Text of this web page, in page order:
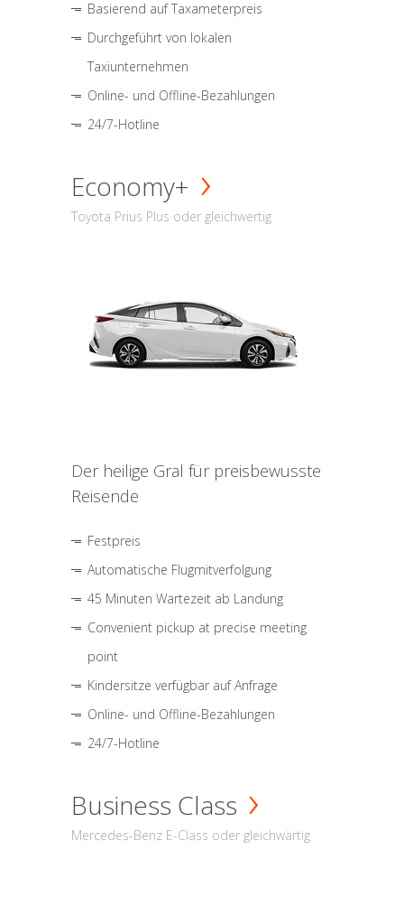
Basierend auf Taxameterpreis
Durchgeführt von lokalen
Taxiunternehmen
Online- und Offline-Bezahlungen
24/7-Hotline
Economy+
Toyota Prius Plus oder gleichwertig
Der heilige Gral für preisbewusste
Reisende
Festpreis
Automatische Flugmitverfolgung
45 Minuten Wartezeit ab Landung
Convenient pickup at precise meeting
point
Kindersitze verfügbar auf Anfrage
Online- und Offline-Bezahlungen
24/7-Hotline
Business Class
Mercedes-Benz E-Class oder gleichwärtig